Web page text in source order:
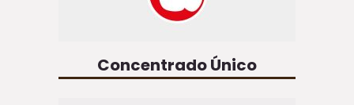
Concentrado Único